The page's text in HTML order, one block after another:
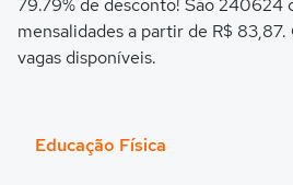
79.79% de desconto! São 240624
mensalidades a partir de R$
vagas disponíveis.
Educação Física